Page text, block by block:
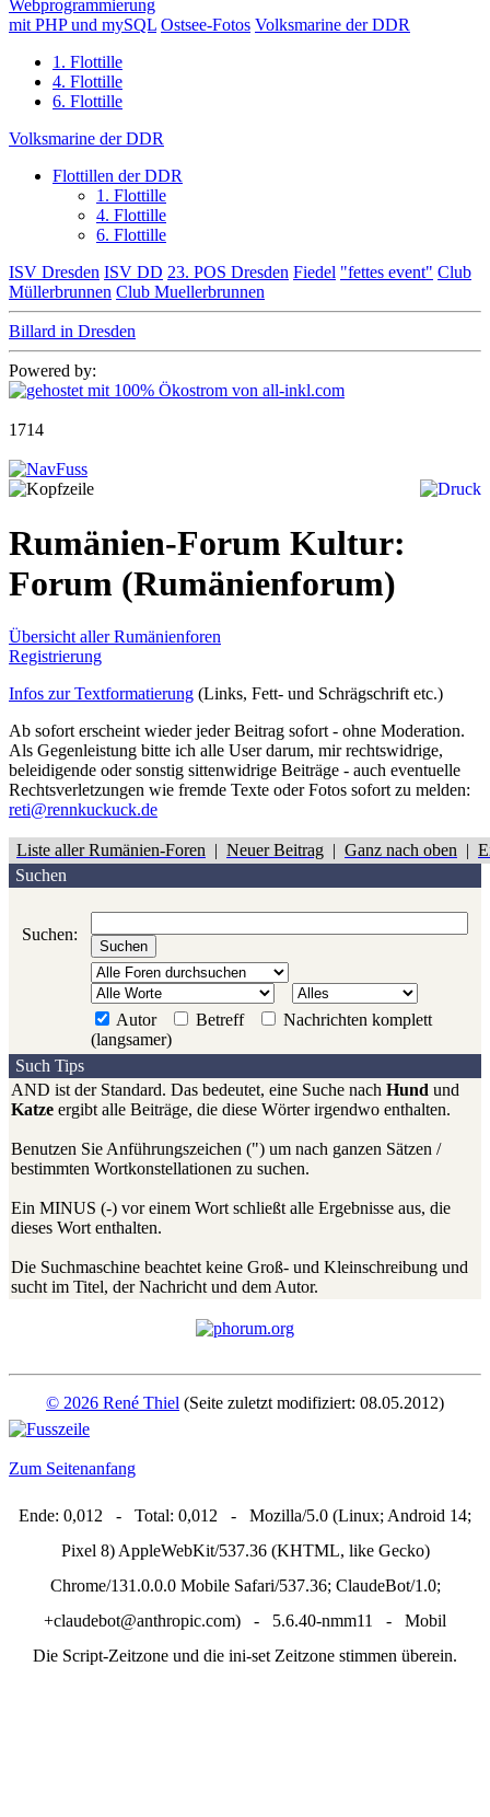
Webprogrammierung
mit PHP und mySQL Ostsee-Fotos Volksmarine der DDR
1. Flottille
4. Flottille
6. Flottille
Volksmarine der DDR
Flottillen der DDR
1. Flottille
4. Flottille
6. Flottille
ISV Dresden ISV DD 23. POS Dresden Fiedel "fettes event" Club
Müllerbrunnen Club Muellerbrunnen
Billard in Dresden
Powered by:
1714
Rumänien-Forum Kultur:
Forum (Rumänienforum)
Übersicht aller Rumänienforen
Registrierung
Infos zur Textformatierung (Links, Fett- und Schrägschrift etc.)
Ab sofort erscheint wieder jeder Beitrag sofort - ohne Moderation.
Als Gegenleistung bitte ich alle User darum, mir rechtswidrige,
beleidigende oder sonstig sittenwidrige Beiträge - auch eventuelle
Rechtsverletzungen wie fremde Texte oder Fotos sofort zu melden:
reti@rennkuckuck.de
Liste aller Rumänien-Foren | Neuer Beitrag | Ganz nach oben |
Suchen
Suchen:
Autor Betreff
Nachrichten komplett
(langsamer)
Such Tips
AND ist der Standard. Das bedeutet, eine Suche nach Hund und
Katze ergibt alle Beiträge, die diese Wörter irgendwo enthalten.
Benutzen Sie Anführungszeichen (") um nach ganzen Sätzen /
bestimmten Wortkonstellationen zu suchen.
Ein MINUS (-) vor einem Wort schließt alle Ergebnisse aus, die
dieses Wort enthalten.
Die Suchmaschine beachtet keine Groß- und Kleinschreibung und
sucht im Titel, der Nachricht und dem Autor.
© 2026 René Thiel (Seite zuletzt modifiziert: 08.05.2012)
Zum Seitenanfang
Ende: 0,012 - Total: 0,012 - Mozilla/5.0 (Linux; Android 14;
Pixel 8) AppleWebKit/537.36 (KHTML, like Gecko)
Chrome/131.0.0.0 Mobile Safari/537.36; ClaudeBot/1.0;
+claudebot@anthropic.com) - 5.6.40-nmm11 - Mobil
Die Script-Zeitzone und die ini-set Zeitzone stimmen überein.